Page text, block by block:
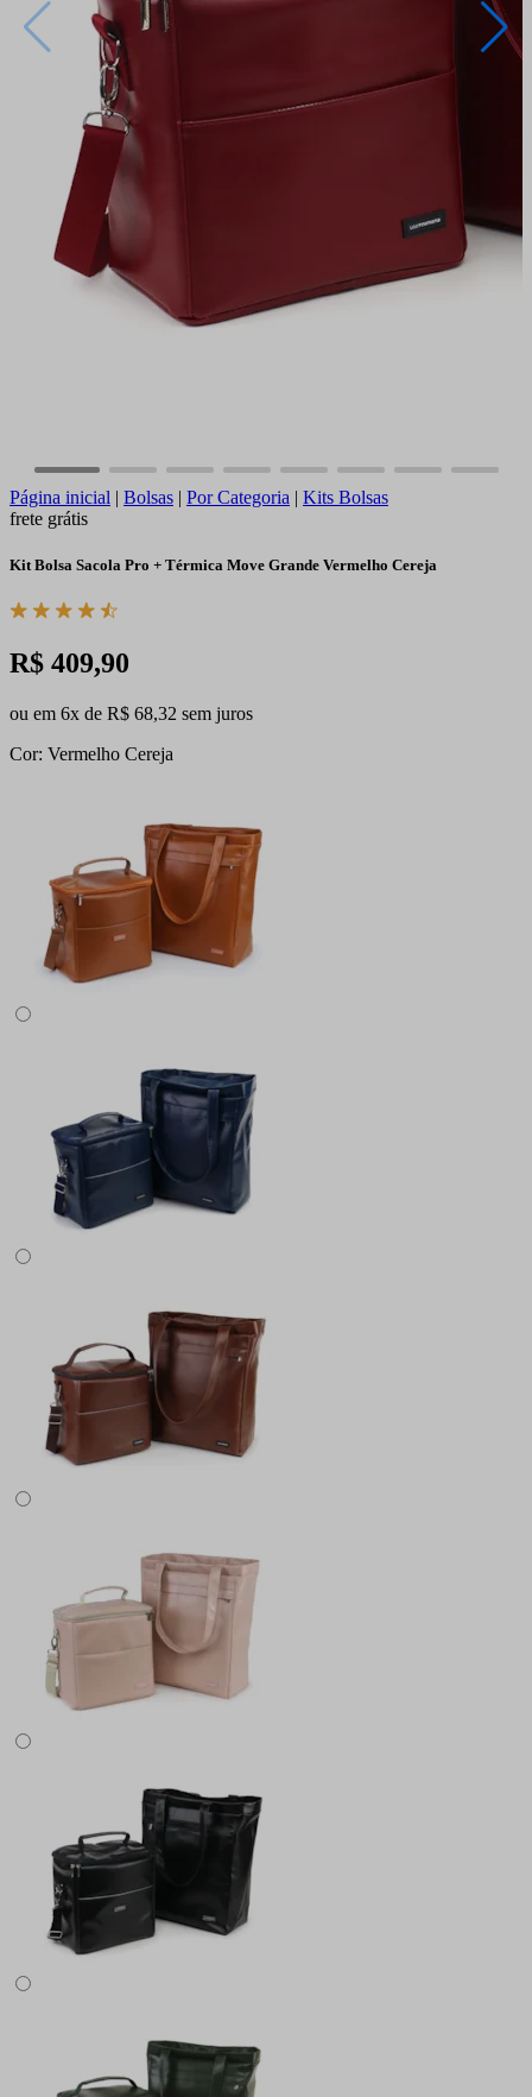
Página inicial | Bolsas | Por Categoria | Kits Bolsas
frete grátis
Kit Bolsa Sacola Pro + Térmica Move Grande Vermelho Cereja
R$ 409,90
ou em 6x de R$ 68,32 sem juros
Cor: Vermelho Cereja